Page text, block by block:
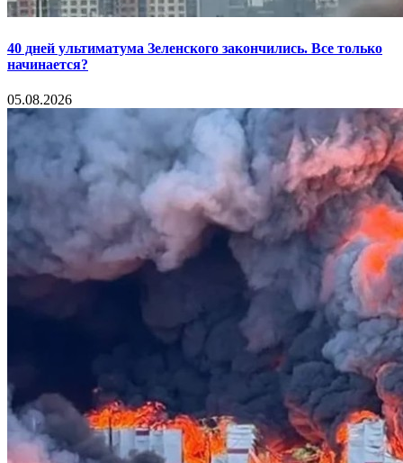
40 дней ультиматума Зеленского закончились. Все только
начинается?
05.08.2026